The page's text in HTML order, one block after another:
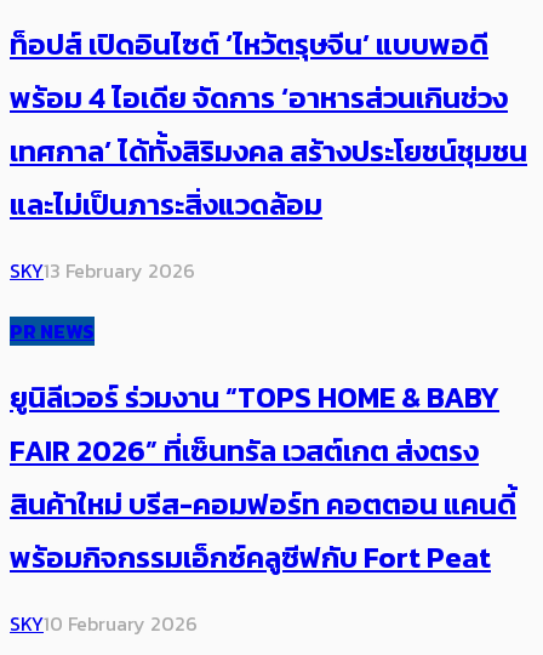
ท็อปส์ เปิดอินไซต์ ‘ไหว้ตรุษจีน’ แบบพอดี
พร้อม 4 ไอเดีย จัดการ ‘อาหารส่วนเกินช่วง
เทศกาล’ ได้ทั้งสิริมงคล ​สร้างประโยชน์ชุมชน
และไม่เป็นภาระสิ่งแวดล้อม
SKY13 February 2026
PR NEWS
ยูนิลีเวอร์ ร่วมงาน “TOPS HOME & BABY
FAIR 2026” ที่เซ็นทรัล เวสต์เกต ส่งตรง
สินค้าใหม่ บรีส-คอมฟอร์ท คอตตอน แคนดี้
พร้อมกิจกรรมเอ็กซ์คลูซีฟกับ Fort Peat
SKY10 February 2026